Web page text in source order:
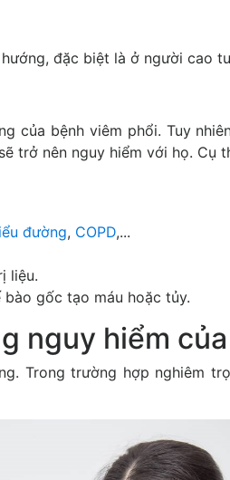
đặc biệt là ở người cao
của bệnh viêm phổi. Tuy
trở nên nguy hiểm với họ. Cụ
đường, COPD,...
liệu.
gốc tạo máu hoặc tủy.
nguy hiểm
Trong trường hợp nghiêm